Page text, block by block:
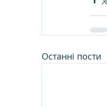
Останні пости